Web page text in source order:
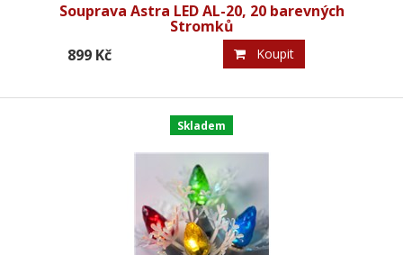
Souprava Astra LED AL-20, 20 barevných
Stromků
899 Kč Koupit
Skladem